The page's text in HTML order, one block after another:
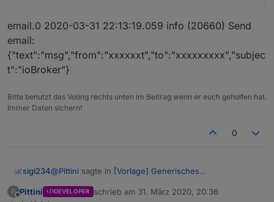
email.0 2020-03-31 22:13:19.059 info (20660) Send
email:
{"text":"msg","from":"xxxxxxt","to":"xxxxxxxxx","subjec
t":"ioBroker"}
Bitte benutzt das Voting rechts unten im Beitrag wenn er euch geholfen hat.
Immer Daten sichern!
0
sigi234@Pittini sagte in [Vorlage] Generisches
P Pittini DEVELOPER schrieb am 31. März 2020, 20:36
zuletzt editiert von